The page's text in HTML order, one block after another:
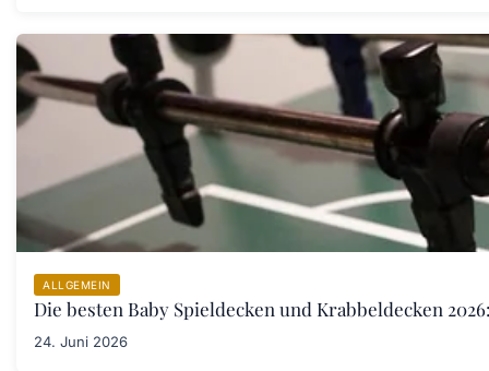
ALLGEMEIN
Die besten Baby Spieldecken und Krabbeldecken
24. Juni 2026